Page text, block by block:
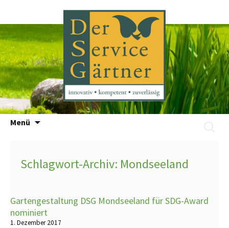
Menü
Zum
Schlagwort-Archiv: Mondseeland
Gartengestaltung DSG Mondseeland für SDG-Award
nominiert
1. Dezember 2017